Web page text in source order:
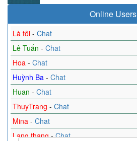
Online Users
Là tôi - Chat
Lê Tuấn - Chat
Hoa - Chat
Huỳnh Ba - Chat
Huan - Chat
ThuyTrang - Chat
Mina - Chat
Lang thang-Chat